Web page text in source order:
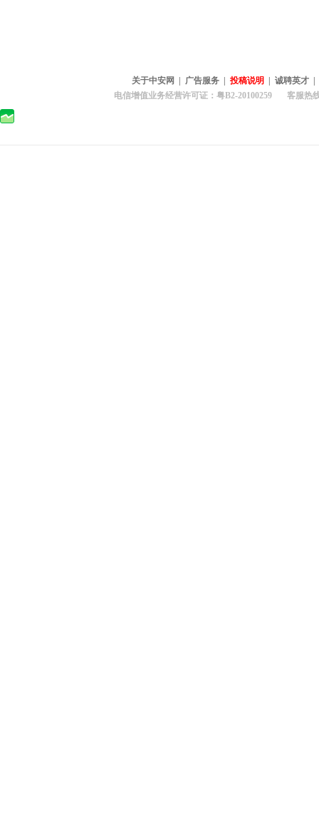
关于中安网 广告服务 投稿说明 诚聘英才
电信增值业务经营许可证：粤B2-20100259 客服热